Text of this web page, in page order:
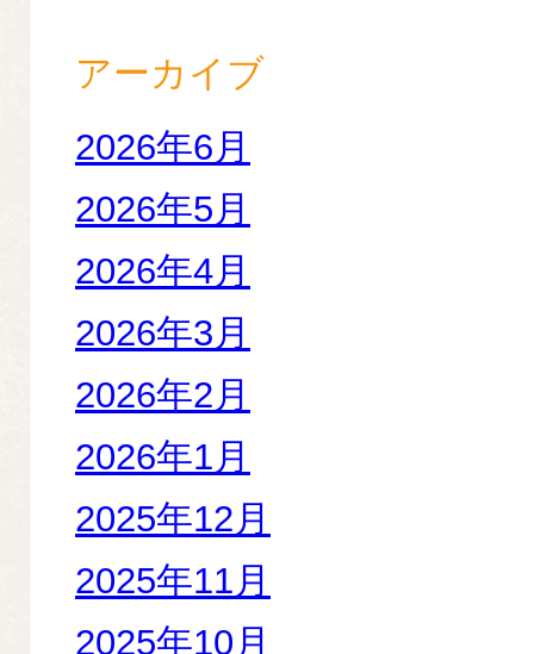
アーカイブ
2026年6月
2026年5月
2026年4月
2026年3月
2026年2月
2026年1月
2025年12月
2025年11月
2025年10月